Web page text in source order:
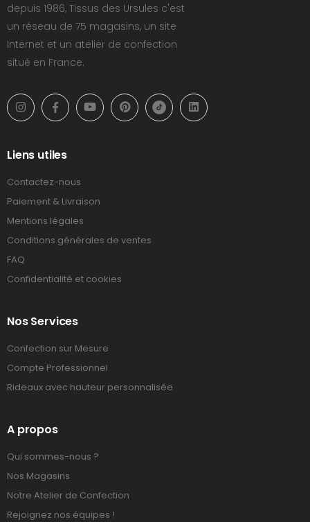
depuis 1986, Tissus des Ursules c'est
un réseau de 75 magasins, un site
Internet et un atelier de confection
situé en France.
Liens utiles
Contactez-nous
Paiement & Livraison
Mentions légales
Conditions générales de ventes
FAQ
Confidentialité et cookies
Nos Services
Confection sur Mesure
Compte Professionnel
Rideaux avec hauteur personnalisée
A propos
Qui sommes-nous ?
Nos Magasins
Notre Atelier de Confection
Rejoignez nos équipes !